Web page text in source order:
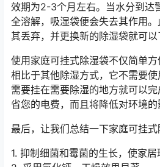
效期为2-3个月左右。当水分到达
全溶解，吸湿袋便会失去其作用
其丢弃，并更换新的除湿袋就可以
使用家庭可挂式除湿袋不仅简单方
相比于其他除湿方式，它不需要
需要挂在需要除湿的地方就可以
省您的电费，而且将降低对环境的
最后，让我们总结一下家庭可挂式
1. 抑制细菌和霉菌的生长，使家居